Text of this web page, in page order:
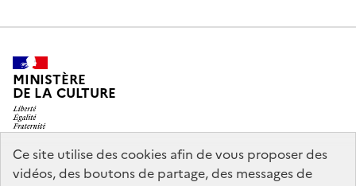
Ce site utilise des cookies afin de vous proposer des
vidéos, des boutons de partage, des messages de
MINISTÈRE
DE LA CULTURE
legifrance.gouv.fr info.gouv.fr